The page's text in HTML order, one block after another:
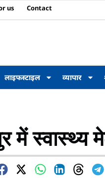
us Contact
लाइफस्टाइल व्यापार
स्वास्थ्य